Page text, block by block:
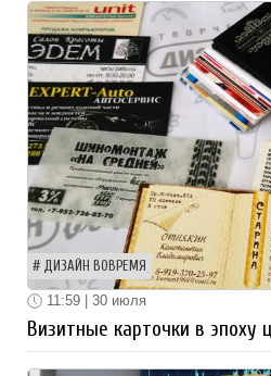
ДИЗАЙН ВОВРЕМЯ
11:59 | 30 июля
Визитные карточки в эпоху